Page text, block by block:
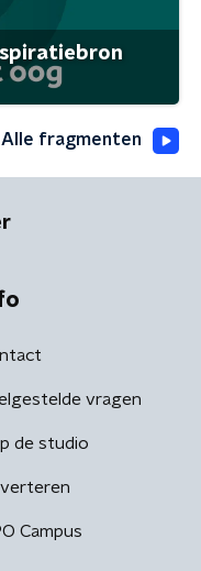
Alle fragmenten
vragen
de studio
Campus